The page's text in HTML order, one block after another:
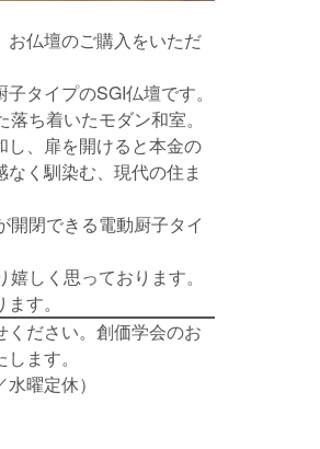
お仏壇のご購入をいただ
タイプのSGI仏壇です。
ち着いたモダン和室。
し、扉を開けると本金の
く馴染む、現代の住ま
開閉できる電動厨子タイ
しく思っております。
す。
ださい。創価学会のお
ます。
曜定休）